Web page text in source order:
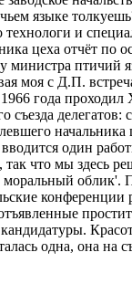
языке
и
цеха отчёт по
министра
моя с Д.П.
1966 года
съезда
один
что мы здесь
облик'.
отъявленные
одна, она на